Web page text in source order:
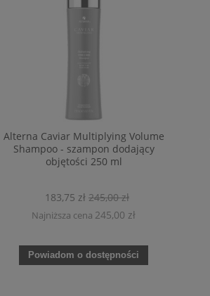
Alterna Caviar Multiplying Volume
Shampoo - szampon dodający
objętości 250 ml
183,75 zł 245,00 zł
Najniższa cena 245,00 zł
Powiadom o dostępności